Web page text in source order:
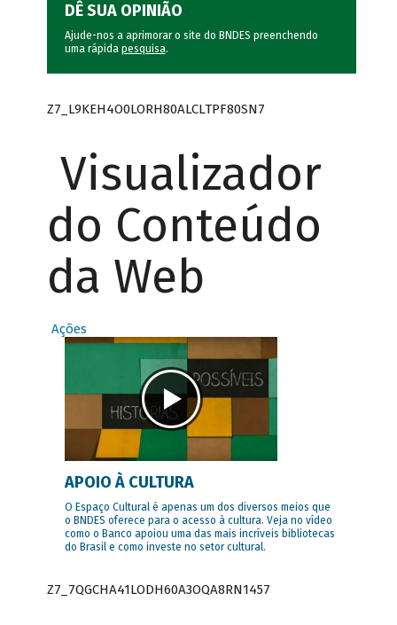
DÊ SUA OPINIÃO
Ajude-nos a aprimorar o site do BNDES preenchendo
uma rápida pesquisa.
Z7_L9KEH4O0LORH80ALCLTPF80SN7
Visualizador
do Conteúdo
da Web
Ações
APOIO À CULTURA
O Espaço Cultural é apenas um dos diversos meios que
o BNDES oferece para o acesso à cultura. Veja no vídeo
como o Banco apoiou uma das mais incríveis bibliotecas
do Brasil e como investe no setor cultural.
Z7_7QGCHA41LODH60A3OQA8RN1457